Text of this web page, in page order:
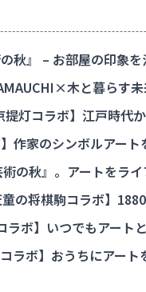
秋』 – お部屋の印象
木と暮らす
ルフレーム
提灯コラボ】江戸時代
提灯ランプ
】作家のシンボルアー
の秋』。アートをラ
の将棋駒コラボ】
ラボ】いつでもアー
ラボ】おうちにアー